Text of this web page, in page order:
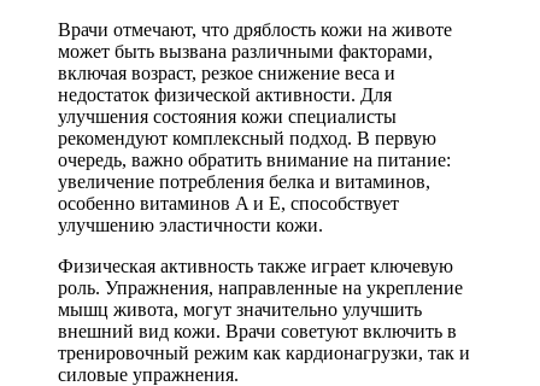
Врачи отмечают, что дряблость кожи на животе
может быть вызвана различными факторами,
включая возраст, резкое снижение веса и
недостаток физической активности. Для
улучшения состояния кожи специалисты
рекомендуют комплексный подход. В первую
очередь, важно обратить внимание на питание:
увеличение потребления белка и витаминов,
особенно витаминов A и E, способствует
улучшению эластичности кожи.
Физическая активность также играет ключевую
роль. Упражнения, направленные на укрепление
мышц живота, могут значительно улучшить
внешний вид кожи. Врачи советуют включить в
тренировочный режим как кардионагрузки, так и
силовые упражнения.